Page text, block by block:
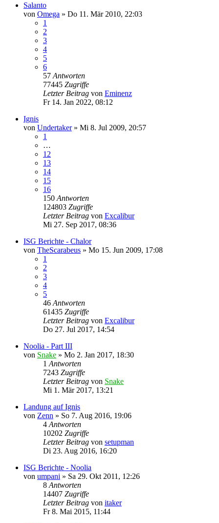
Salanto
von Omega » Do 11. Mär 2010, 22:03
1
2
3
4
5
6
57 Antworten
77445 Zugriffe
Letzter Beitrag von Eminenz
Fr 14. Jan 2022, 08:12
Ignis
von Undertaker» Mi 8. Jul 2009, 20:57
1
…
12
13
14
15
16
150 Antworten
124803 Zugriffe
Letzter Beitrag von Excalibur
Mi 27. Sep 2017, 08:36
ISG Berichte - Chalor
von TheScarabeus » Mo 15. Jun 2009, 17:08
1
2
3
4
5
46 Antworten
61435 Zugriffe
Letzter Beitrag von Excalibur
Do 27. Jul 2017, 14:54
Noolia - Part III
von Snake » Mo 2. Jan 2017, 18:30
1 Antworten
7243 Zugriffe
Letzter Beitrag von Snake
Mi 1. Mär 2017, 13:21
Landung auf Ignis
von Zenn » So 7. Aug 2016, 19:06
4 Antworten
10202 Zugriffe
Letzter Beitrag von setupman
Di 23. Aug 2016, 16:20
ISG Berichte - Noolia
von umpani » Sa 29. Okt 2011, 12:26
8 Antworten
14407 Zugriffe
Letzter Beitrag von itaker
Fr 8. Mai 2015, 11:44